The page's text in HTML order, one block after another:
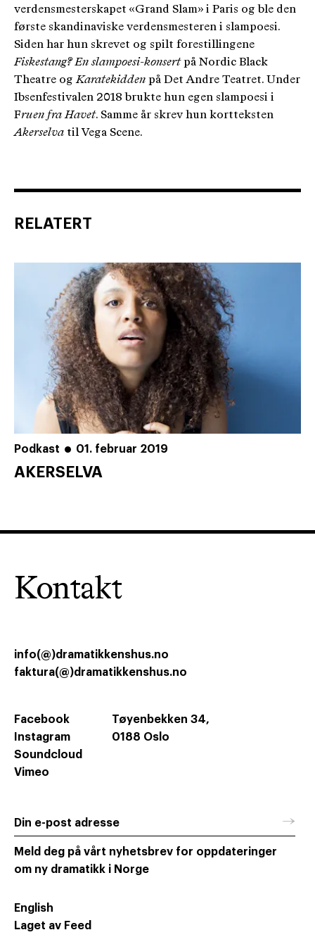
verdensmesterskapet «Grand Slam» i Paris og ble den
første skandinaviske verdensmesteren i slampoesi.
Siden har hun skrevet og spilt forestillingene
Fiskestang? En slampoesi-konsertpå Nordic Black
Theatre ogKaratekidden på Det Andre Teatret. Under
Ibsenfestivalen 2018 brukte hun egen slampoesi i
Fruen fra Havet. Samme år skrev hun kortteksten
Akerselva til Vega Scene.
RELATERT
Podkast 01. februar 2019
AKERSELVA
Kontakt
Tøyenbekken 34,
0188 Oslo
info(@)dramatikkenshus.no
faktura(@)dramatikkenshus.no
Facebook
Instagram
Soundcloud
Vimeo
Din e-post adresse →
Meld deg på vårt nyhetsbrev for oppdateringer
om ny dramatikk i Norge
English
Laget av Feed